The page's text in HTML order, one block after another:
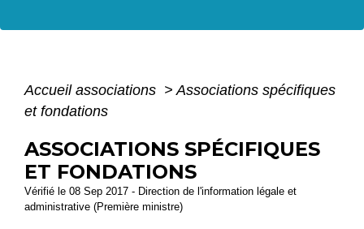
Accueil associations > Associations spécifiques
et fondations
ASSOCIATIONS SPÉCIFIQUES
ET FONDATIONS
Vérifié le 08 Sep 2017 - Direction de l'information légale et
administrative (Première ministre)